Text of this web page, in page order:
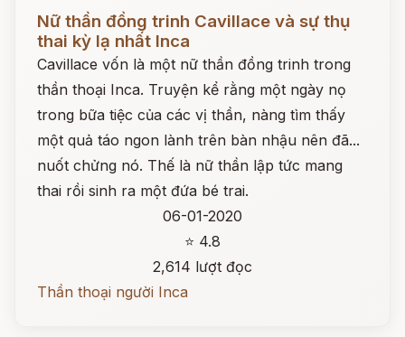
Nữ thần đồng trinh Cavillace và sự thụ
thai kỳ lạ nhất Inca
Cavillace vốn là một nữ thần đồng trinh trong
thần thoại Inca. Truyện kể rằng một ngày nọ
trong bữa tiệc của các vị thần, nàng tìm thấy
một quả táo ngon lành trên bàn nhậu nên đã...
nuốt chửng nó. Thế là nữ thần lập tức mang
thai rồi sinh ra một đứa bé trai.
06-01-2020
⭐ 4.8
2,614 lượt đọc
Thần thoại người Inca